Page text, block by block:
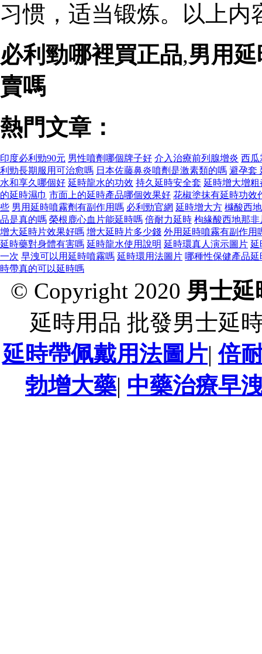
习惯，适当锻炼。以上内
必利勁哪裡買正品,男用
賣嗎
熱門文章：
印度必利勁90元 男性噴劑哪個牌子好 介入治療前列腺增炎 西瓜
利勁長期服用可治愈嗎 日本佐藤鼻炎噴劑是激素類的嗎 避孕套
水和享久哪個好 延時龍水的功效 持久延時安全套 延時增大增
的延時濕巾 市面上的延時產品哪個效果好 花椒塗抹有延時功效
些 男用延時噴霧劑有副作用嗎 必利勁官網 延時增大方 櫞酸西
品是真的嗎 榮根鹿心血片能延時嗎 倍耐力延時 枸緣酸西地那
增大延時片效果好嗎 增大延時片多少錢 外用延時噴霧有副作用
延時藥對身體有害嗎 延時龍水使用說明 延時環真人演示圖片 延
一次 早洩可以用延時噴霧嗎 延時環用法圖片 哪種性保健產品
時帶真的可以延時嗎
© Copyright 2020 男士延
延時用品 批發男士延
延時帶佩戴用法圖片|倍
勃增大藥| 中藥治療早